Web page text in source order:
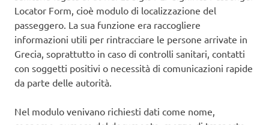
Locator Form, cioè modulo di localizzazione del
passeggero. La sua funzione era raccogliere
informazioni utili per rintracciare le persone arrivate in
Grecia, soprattutto in caso di controlli sanitari, contatti
con soggetti positivi o necessità di comunicazioni rapide
da parte delle autorità.
Nel modulo venivano richiesti dati come nome,